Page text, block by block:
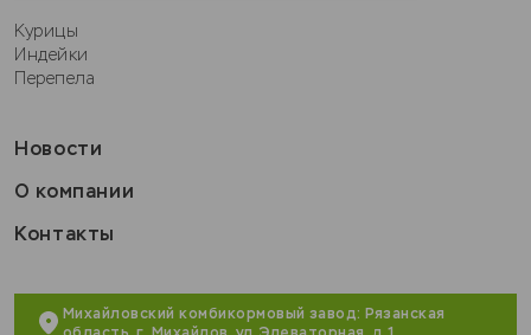
Курицы
Индейки
Перепела
Новости
О компании
Контакты
Михайловский комбикормовый завод: Рязанская